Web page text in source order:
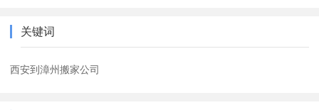
关键词
西安到漳州搬家公司